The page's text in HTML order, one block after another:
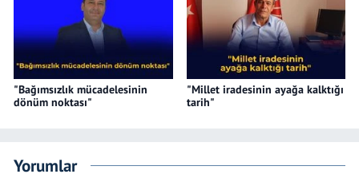
"Bağımsızlık mücadelesinin
dönüm noktası"
"Millet iradesinin ayağa kalktığı
tarih"
Yorumlar